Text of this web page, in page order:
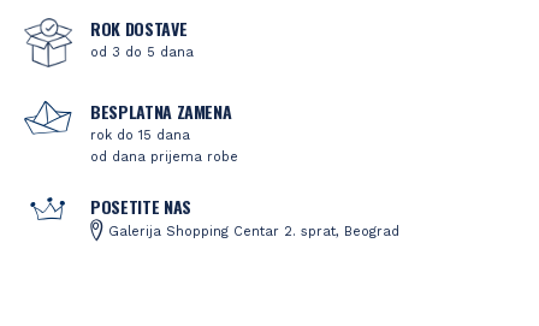
ROK DOSTAVE
od 3 do 5 dana
BESPLATNA ZAMENA
rok do 15 dana
od dana prijema robe
POSETITE NAS
Galerija Shopping Centar 2. sprat, Beograd